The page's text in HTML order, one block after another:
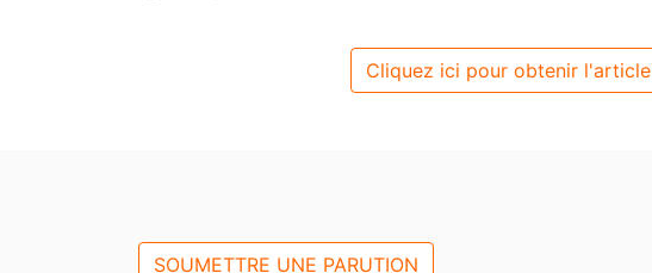
Cliquez ici pour obtenir l'article
SOUMETTRE UNE PARUTION